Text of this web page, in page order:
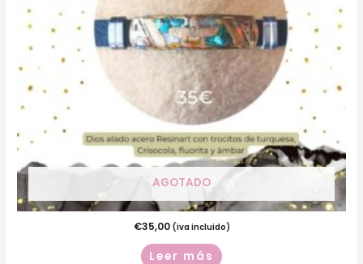
AGOTADO
€35,00 (iva incluido)
Leer más